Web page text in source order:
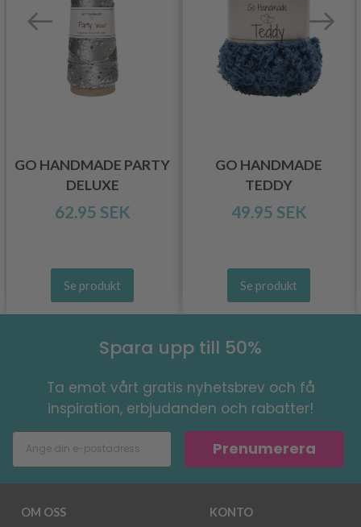
GO HANDMADE PARTY
DELUXE
62.95 SEK
Se produkt
GO HANDMADE
TEDDY
49.95 SEK
Se produkt
Spara upp till 50%
Ta emot vårt gratis nyhetsbrev och få
inspiration, erbjudanden och rabatter!
Prenumerera
OM OSS KONTO